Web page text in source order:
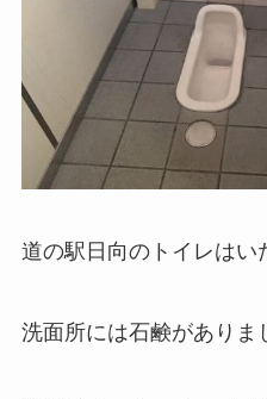
道の駅日向のトイレはい
洗面所には石鹸がありま